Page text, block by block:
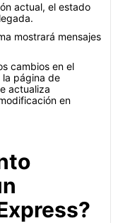
actual, el estado
mostrará mensajes
cambios en el
página de
actualiza
en